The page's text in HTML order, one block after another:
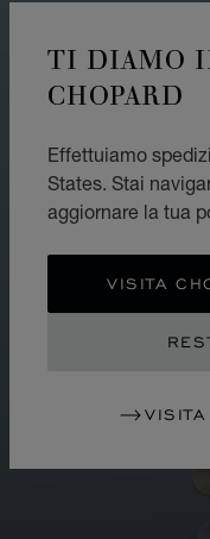
TI DIAMO
CHOPARD
Effettuiamo
States. Stai
aggiornare la tua
VISITA
VISITA